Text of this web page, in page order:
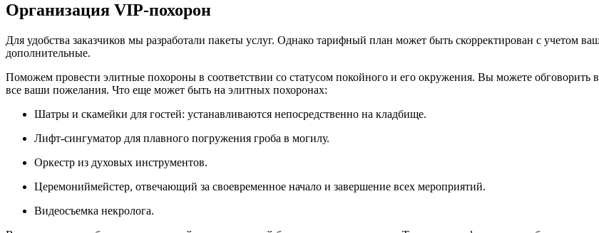
Организация VIP-похорон
Для удобства заказчиков мы разработали пакеты услуг. Однако тарифный план может быть скорректирован с учетом
дополнительные.
Поможем провести элитные похороны в соответствии со статусом покойного и его окружения. Вы можете обговорить
все ваши пожелания. Что еще может быть на элитных похоронах:
Шатры и скамейки для гостей: устанавливаются непосредственно на кладбище.
Лифт-сингуматор для плавного погружения гроба в могилу.
Оркестр из духовых инструментов.
Церемониймейстер, отвечающий за своевременное начало и завершение всех мероприятий.
Видеосъемка некролога.